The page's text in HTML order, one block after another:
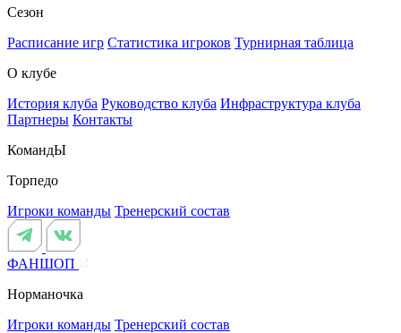
Сезон
Расписание игр Статистика игроков Турнирная таблица
О клубе
История клуба Руководство клуба Инфраструктура клуба
Партнеры Контакты
КомандЫ
Торпедо
Игроки команды Тренерский состав
ФАНШОП
Норманочка
Игроки команды Тренерский состав